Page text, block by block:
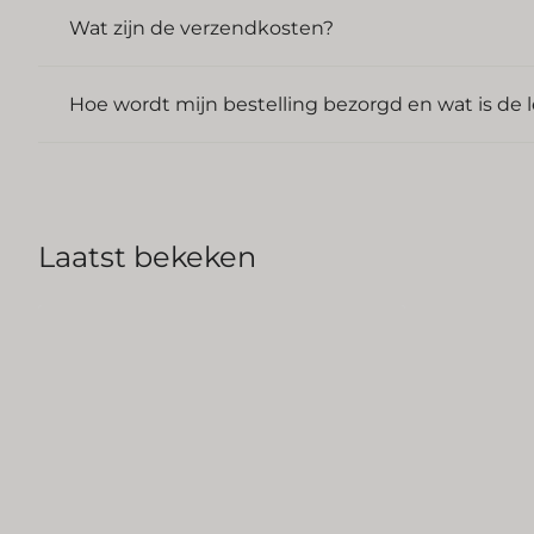
Wat zijn de verzendkosten?
Hoe wordt mijn bestelling bezorgd en wat is de
Laatst bekeken